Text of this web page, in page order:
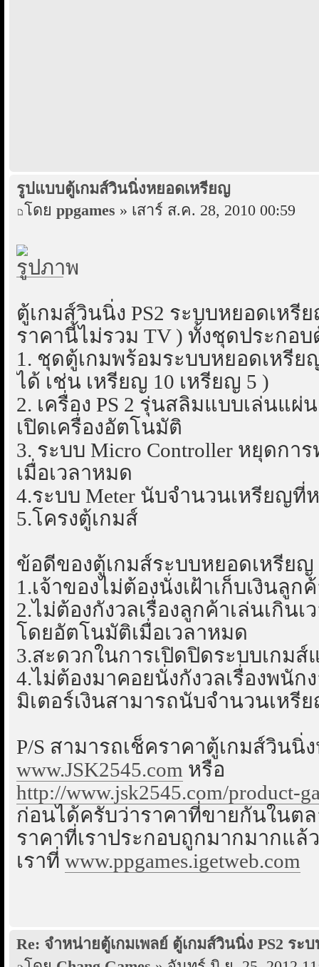
รูปแบบตู้เกมส์วินนิ่งหยอดเหรียญ
โดย ppgames » เสาร์ ส.ค. 28, 2010 00:59
ตู้เกมส์วินนิ่ง PS2 ระบบหยอดเหรี
ราคานี้ไม่รวม TV ) ทั้งชุดประกอบ
1. ชุดตู้เกมพร้อมระบบหยอดเหรี
ได้ เช่น เหรียญ 10 เหรียญ 5 )
2. เครื่อง PS 2 รุ่นสลิมแบบเล่นแ
เปิดเครื่องอัตโนมัติ
3. ระบบ Micro Controller หยุดก
เมื่อเวลาหมด
4.ระบบ Meter นับจำนวนเหรียญที่
5.โครงตู้เกมส์
ข้อดีของตู้เกมส์ระบบหยอดเหรียญ
1.เจ้าของไม่ต้องนั่งเฝ้าเก็บเงินลู
2.ไม่ต้องกังวลเรื่องลูกค้าเล่นเกินเ
โดยอัตโนมัติเมื่อเวลาหมด
3.สะดวกในการเปิดปิดระบบเกมส์
4.ไม่ต้องมาคอยนั่งกังวลเรื่องพนัก
มิเตอร์เงินสามารถนับจำนวนเหรี
P/S สามารถเช็คราคาตู้เกมส์วินนิ่
www.JSK2545.com หรือ
http://www.jsk2545.com/product-
ก่อนได้ครับว่าราคาที่ขายกันในต
ราคาที่เราประกอบถูกมากมากแล้
เราที่ www.ppgames.igetweb.com
Re: จำหน่ายตู้เกมเพลย์ ตู้เกมส์วินนิ่ง PS2 ระ